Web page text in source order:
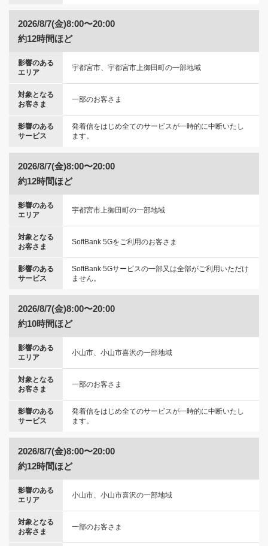
2026/8/7(金)8:00〜20:00
約12時間ほど
影響のある
エリア
宇都宮市、宇都宮市上御田町の一部地域
対象となる
お客さま
一部のお客さま
影響のある
サービス
発着信をはじめ全てのサービスが一時的に中断いたし
ます。
2026/8/7(金)8:00〜20:00
約12時間ほど
影響のある
エリア
宇都宮市上御田町の一部地域
対象となる
お客さま
SoftBank 5Gをご利用のお客さま
影響のある
サービス
SoftBank 5Gサービスの一部又は全部がご利用いただけ
ません。
2026/8/7(金)8:00〜20:00
約10時間ほど
影響のある
エリア
小山市、小山市喜沢の一部地域
対象となる
お客さま
一部のお客さま
影響のある
サービス
発着信をはじめ全てのサービスが一時的に中断いたし
ます。
2026/8/7(金)8:00〜20:00
約12時間ほど
影響のある
エリア
小山市、小山市喜沢の一部地域
対象となる
お客さま
一部のお客さま